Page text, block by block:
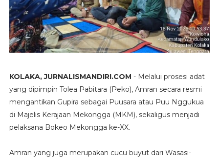
KOLAKA, JURNALISMANDIRI.COM - Melalui prosesi adat
yang dipimpin Tolea Pabitara (Peko), Amran secara resmi
mengantikan Gupira sebagai Puusara atau Puu Nggukua
di Majelis Kerajaan Mekongga (MKM), sekaligus menjadi
pelaksana Bokeo Mekongga ke-XX.
Amran yang juga merupakan cucu buyut dari Wasasi-